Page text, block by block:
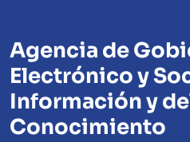
Agencia de
Electrónico y
Información y
Conocimiento